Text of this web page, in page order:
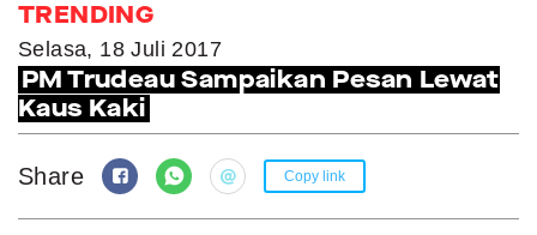
LOCAL GREATNESS
INSPIRING PEOPLE
INSPIRING PRODUCTS
INSPIRING PLACES
INSPIRING COMMUNITIES
TRENDING
Selasa, 18 Juli 2017
PM Trudeau Sampaikan Pesan Lewat
Kaus Kaki
Share Copy link